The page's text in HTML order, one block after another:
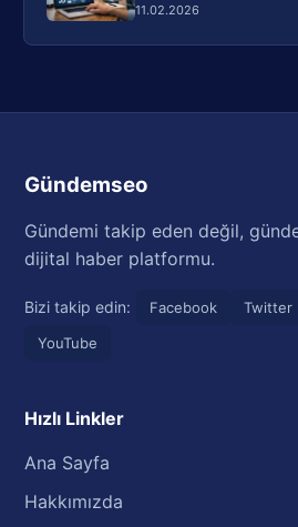
11.02.2026
Gündemseo
Gündemi takip eden değil,
dijital haber platformu.
Bizi takip edin: Facebook Twitter
YouTube
Hızlı Linkler
Ana Sayfa
Hakkımızda